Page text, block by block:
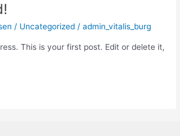
/ Uncategorized /admin_vitalis_burg
This is your first post. Edit or delete it,